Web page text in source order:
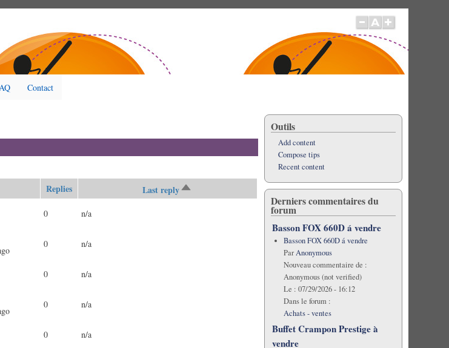
Contact
Replies Last reply
Sort
descending
0 n/a
0 n/a
0 n/a
0 n/a
0 n/a
Outils
Add content
Compose tips
Recent content
Derniers commentaires du
forum
Basson FOX 660D á vendre
Basson FOX 660D á vendre
ParAnonymous
Nouveau commentaire de :
Anonymous (not verified)
Le : 07/29/2026 - 16:12
Dans le forum :
Achats - ventes
Buffet Crampon Prestige à
vendre